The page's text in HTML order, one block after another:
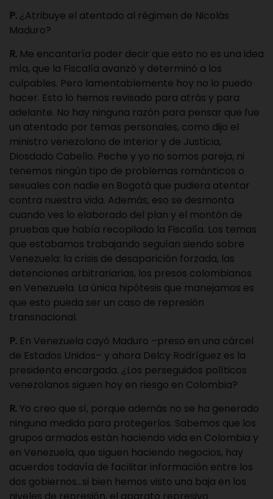
P. ¿Atribuye el atentado al régimen de Nicolás
Maduro?
R. Me encantaría poder decir que esto no es una idea
mía, que la Fiscalía avanzó y determinó a los
culpables. Pero lamentablemente hoy no lo puedo
hacer. Esto lo hemos revisado para atrás y para
adelante. No hay ninguna razón para pensar que fue
un atentado por temas personales, como dijo el
ministro venezolano de Interior y de Justicia,
Diosdado Cabello. Peche y yo no somos pareja, ni
tenemos ningún tipo de problemas románticos o
sexuales con nadie en Bogotá que pudiera atentar
contra nuestra vida. Además, eso se desmonta
cuando ves lo elaborado del plan y el montón de
pruebas que había recopilado la Fiscalía. Los temas
que estabamos trabajando seguían siendo sobre
Venezuela: la crisis de desaparición forzada, las
detenciones arbitrariarias, los presos colombianos
en Venezuela. La única hipótesis que manejamos es
que esto pueda ser un caso de represión
transnacional.
P. En Venezuela cayó Maduro –preso en una cárcel
de Estados Unidos– y ahora Delcy Rodríguez es la
presidenta encargada. ¿Los perseguidos políticos
venezolanos siguen hoy en riesgo en Colombia?
R.Yo creo que sí, porque además no se ha generado
ninguna medida para protegerlos. Sabemos que los
grupos armados están haciendo vida en Colombia y
en Venezuela, que siguen haciendo negocios, hay
acuerdos todavía de facilitar información entre los
dos gobiernos…si bien hemos visto una baja en los